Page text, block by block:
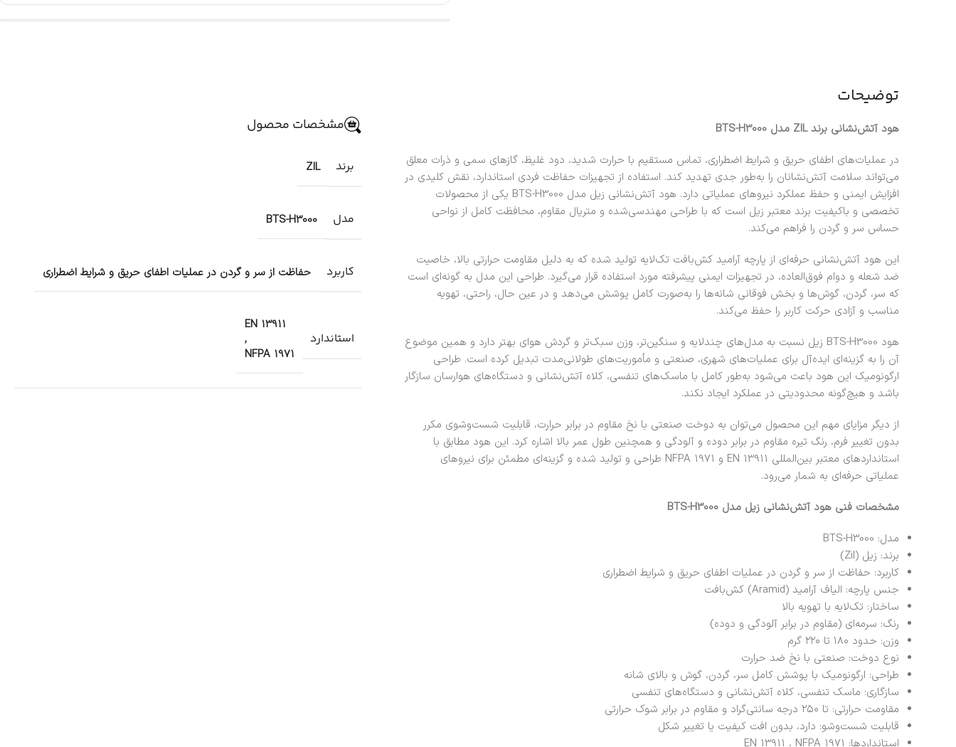
توضیحات
هود آتش‌نشانی برند ZIL مدل BTS-H3000
در عملیات‌های اطفای حریق و شرایط اضطراری، تماس مستقیم با حرارت شدید، دود غلیظ، گازهای سمی و ذرات معلق
می‌تواند سلامت آتش‌نشانان را به‌طور جدی تهدید کند. استفاده از تجهیزات حفاظت فردی استاندارد، نقش کلیدی در
افزایش ایمنی و حفظ عملکرد نیروهای عملیاتی دارد. هود آتش‌نشانی زیل مدل BTS-H3000 یکی از محصولات
تخصصی و باکیفیت برند معتبر زیل است که با طراحی مهندسی‌شده و متریال مقاوم، محافظت کامل از نواحی
حساس سر و گردن را فراهم می‌کند.
این هود آتش‌نشانی حرفه‌ای از پارچه آرامید کش‌بافت تک‌لایه تولید شده که به دلیل مقاومت حرارتی بالا، خاصیت
ضد شعله و دوام فوق‌العاده، در تجهیزات ایمنی پیشرفته مورد استفاده قرار می‌گیرد. طراحی این مدل به گونه‌ای است
که سر، گردن، گوش‌ها و بخش فوقانی شانه‌ها را به‌صورت کامل پوشش می‌دهد و در عین حال، راحتی، تهویه
مناسب و آزادی حرکت کاربر را حفظ می‌کند.
هود BTS-H3000 زیل نسبت به مدل‌های چندلایه و سنگین‌تر، وزن سبک‌تر و گردش هوای بهتر دارد و همین موضوع
آن را به گزینه‌ای ایده‌آل برای عملیات‌های شهری، صنعتی و مأموریت‌های طولانی‌مدت تبدیل کرده است. طراحی
ارگونومیک این هود باعث می‌شود به‌طور کامل با ماسک‌های تنفسی، کلاه آتش‌نشانی و دستگاه‌های هوارسان سازگار
باشد و هیچ‌گونه محدودیتی در عملکرد ایجاد نکند.
از دیگر مزایای مهم این محصول می‌توان به دوخت صنعتی با نخ مقاوم در برابر حرارت، قابلیت شست‌وشوی مکرر
بدون تغییر فرم، رنگ تیره مقاوم در برابر دوده و آلودگی و همچنین طول عمر بالا اشاره کرد. این هود مطابق با
استانداردهای معتبر بین‌المللی EN 13911 و NFPA 1971 طراحی و تولید شده و گزینه‌ای مطمئن برای نیروهای
عملیاتی حرفه‌ای به شمار می‌رود.
مشخصات فنی هود آتش‌نشانی زیل مدل BTS-H3000
مدل: BTS-H3000
برند: زیل (Zil)
کاربرد: حفاظت از سر و گردن در عملیات اطفای حریق و شرایط اضطراری
جنس پارچه: الیاف آرامید (Aramid) کش‌بافت
ساختار: تک‌لایه با تهویه بالا
رنگ: سرمه‌ای (مقاوم در برابر آلودگی و دوده)
وزن: حدود ۱۸۰ تا ۲۲۰ گرم
نوع دوخت: صنعتی با نخ ضد حرارت
طراحی: ارگونومیک با پوشش کامل سر، گردن، گوش و بالای شانه
سازگاری: ماسک تنفسی، کلاه آتش‌نشانی و دستگاه‌های تنفسی
مقاومت حرارتی: تا ۲۵۰ درجه سانتی‌گراد و مقاوم در برابر شوک حرارتی
قابلیت شست‌وشو: دارد، بدون افت کیفیت یا تغییر شکل
استانداردها: EN 13911 ، NFPA 1971
مشخصات محصول
برند ZIL
مدل BTS-H3000
کاربرد حفاظت از سر و گردن در عملیات اطفای حریق و شرایط اضطراری
استاندارد
EN 13911
,
NFPA 1971